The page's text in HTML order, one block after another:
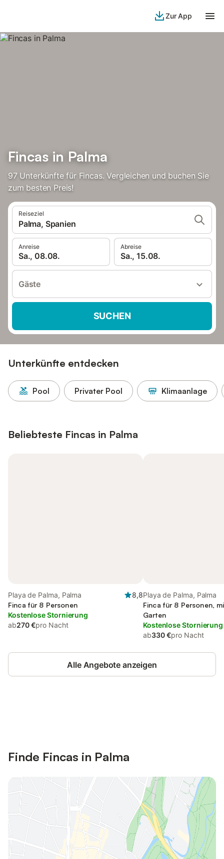
Zur App
Fincas in Palma
97 Unterkünfte für Fincas. Vergleichen und buchen Sie
zum besten Preis!
Reiseziel
Palma, Spanien
Anreise
Sa., 08.08.
Abreise
Sa., 15.08.
Gäste
SUCHEN
Unterkünfte entdecken
Pool Privater Pool Klimaanlage
Beliebteste Fincas in Palma
Playa de Palma, Palma
8,8
Finca für 8 Personen
Kostenlose Stornierung
ab270 €pro Nacht
Playa de Palma, Palma
Finca für 8 Personen,
Garten
Kostenlose Stornierung
ab330 €pro Nacht
Alle Angebote anzeigen
Finde Fincas in Palma